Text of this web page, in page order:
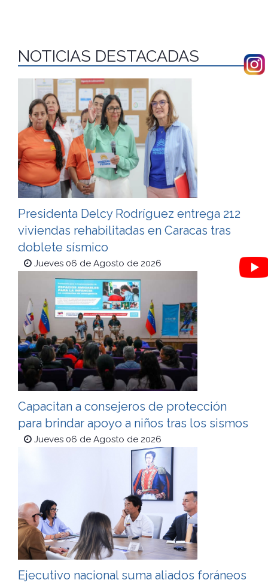
NOTICIAS DESTACADAS
Presidenta Delcy Rodríguez entrega 212
viviendas rehabilitadas en Caracas tras
doblete sísmico
Jueves 06 de Agosto de 2026
Capacitan a consejeros de protección
para brindar apoyo a niños tras los sismos
Jueves 06 de Agosto de 2026
Ejecutivo nacional suma aliados foráneos